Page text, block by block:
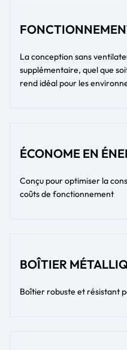
La conception sans
supplémentaire, quel que
rend idéal pour les
ÉCONOME EN
Conçu pour optimiser la
coûts de fonctionnement
BOÎTIER
Boîtier robuste et résistant